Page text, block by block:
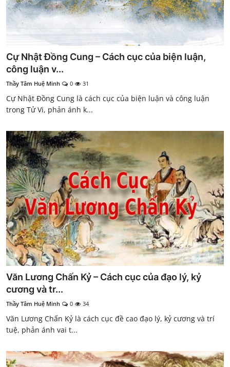
Cự Nhật Đồng Cung – Cách cục của biện luận,
công luận v...
Thầy Tâm Huệ Minh 0 31
Cự Nhật Đồng Cung là cách cục của biện luận và công luận
trong Tử Vi, phản ánh k...
Văn Lương Chấn Kỷ – Cách cục của đạo lý, kỷ
cương và tr...
Thầy Tâm Huệ Minh 0 34
Văn Lương Chấn Kỷ là cách cục đề cao đạo lý, kỷ cương và trí
tuệ, phản ánh vai t...